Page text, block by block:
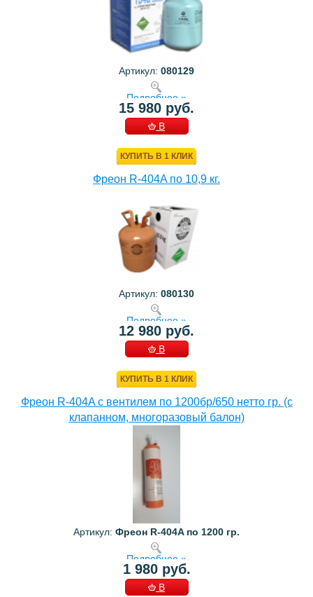
Артикул: 080129
Подробнее »
15 980 руб.
В
КУПИТЬ В 1 КЛИК
Фреон R-404A по 10,9 кг.
Артикул: 080130
Подробнее »
12 980 руб.
В
КУПИТЬ В 1 КЛИК
Фреон R-404A с вентилем по 1200бр/650 нетто гр. (с
клапанном, многоразовый балон)
Артикул: Фреон R-404A по 1200 гр.
Подробнее »
1 980 руб.
В